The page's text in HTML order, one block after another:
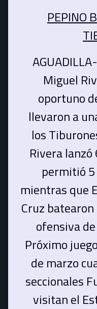
PEPINO
Miguel
oportuno
llevaron a
los
Rivera
permitió
mientras que
Cruz
ofensiva
Próximo
de marzo
seccionales
visitan el